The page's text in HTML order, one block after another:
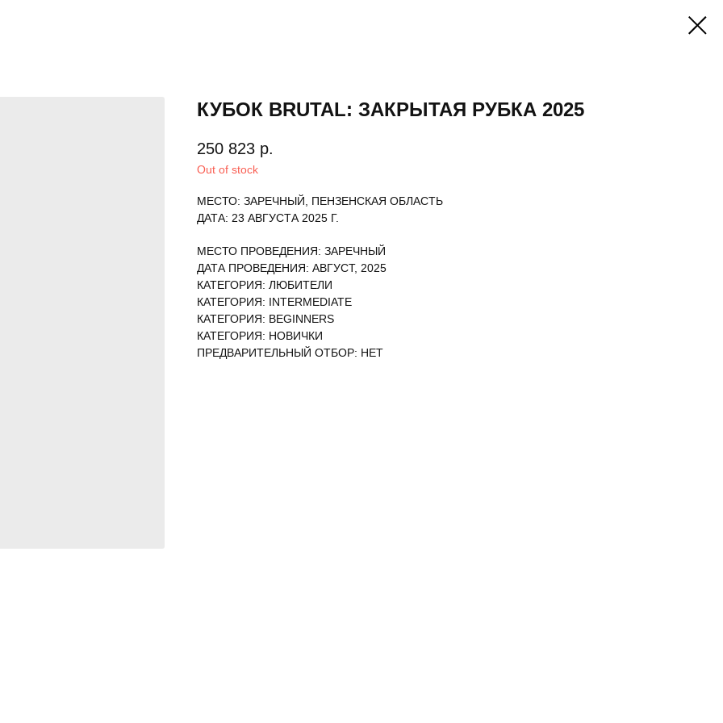
КУБОК BRUTAL: ЗАКРЫТАЯ РУБКА 2025
250 823 р.
Out of stock
МЕСТО: ЗАРЕЧНЫЙ, ПЕНЗЕНСКАЯ ОБЛАСТЬ
ДАТА: 23 АВГУСТА 2025 Г.
МЕСТО ПРОВЕДЕНИЯ: ЗАРЕЧНЫЙ
ДАТА ПРОВЕДЕНИЯ: АВГУСТ, 2025
КАТЕГОРИЯ: ЛЮБИТЕЛИ
КАТЕГОРИЯ: INTERMEDIATE
КАТЕГОРИЯ: BEGINNERS
КАТЕГОРИЯ: НОВИЧКИ
ПРЕДВАРИТЕЛЬНЫЙ ОТБОР: НЕТ